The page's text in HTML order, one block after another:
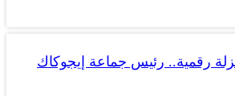
عزلة رقمية.. رئيس جماعة إيجوكاك